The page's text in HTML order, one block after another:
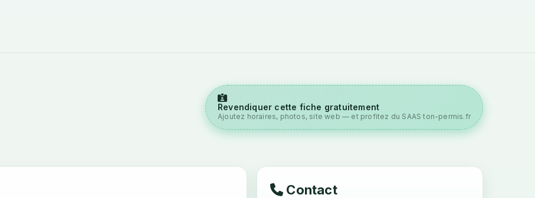
Revendiquer cette fiche gratuitement
Ajoutez horaires, photos, site web — et profitez du SAAS ton-permis.fr
Contact